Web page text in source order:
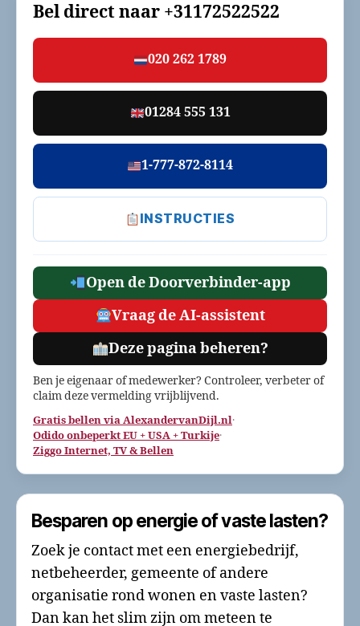
Bel direct naar +31172522522
020 262 1789
01284 555 131
1-777-872-8114
INSTRUCTIES
Open de Doorverbinder-app
Vraag de AI-assistent
Deze pagina beheren?
Ben je eigenaar of medewerker? Controleer, verbeter of
claim deze vermelding vrijblijvend.
Gratis bellen via AlexandervanDijl.nl·
Odido onbeperkt EU + USA + Turkije·
Ziggo Internet, TV & Bellen
Besparen op energie of vaste lasten?
Zoek je contact met een energiebedrijf,
netbeheerder, gemeente of andere
organisatie rond wonen en vaste lasten?
Dan kan het slim zijn om meteen te